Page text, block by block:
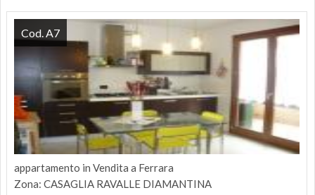
appartamento in Vendita a Ferrara
Zona: CASAGLIA RAVALLE DIAMANTINA
Cod. A7